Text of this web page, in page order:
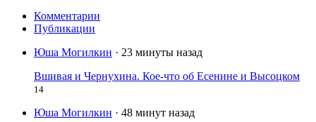
Комментарии
Публикации
Юша Могилкин · 23 минуты назад
Вшивая и Чернухина. Кое-что об Есенине и Высоцком
14
Юша Могилкин · 48 минут назад